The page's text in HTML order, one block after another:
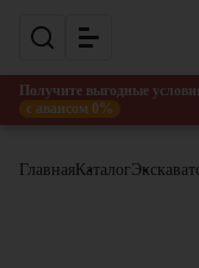
Получите выгодные
с авансом 0%
Главная Каталог